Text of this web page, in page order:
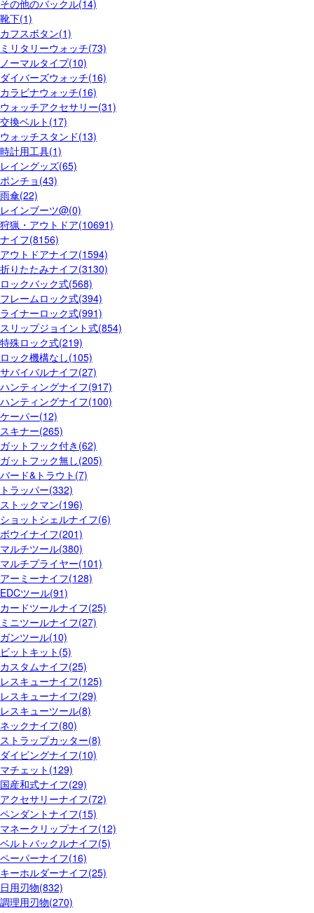
その他のバックル(14)
靴下(1)
カフスボタン(1)
ミリタリーウォッチ(73)
ノーマルタイプ(10)
ダイバーズウォッチ(16)
カラビナウォッチ(16)
ウォッチアクセサリー(31)
交換ベルト(17)
ウォッチスタンド(13)
時計用工具(1)
レイングッズ(65)
ポンチョ(43)
雨傘(22)
レインブーツ@(0)
狩猟・アウトドア(10691)
ナイフ(8156)
アウトドアナイフ(1594)
折りたたみナイフ(3130)
ロックバック式(568)
フレームロック式(394)
ライナーロック式(991)
スリップジョイント式(854)
特殊ロック式(219)
ロック機構なし(105)
サバイバルナイフ(27)
ハンティングナイフ(917)
ハンティングナイフ(100)
ケーパー(12)
スキナー(265)
ガットフック付き(62)
ガットフック無し(205)
バード&トラウト(7)
トラッパー(332)
ストックマン(196)
ショットシェルナイフ(6)
ボウイナイフ(201)
マルチツール(380)
マルチプライヤー(101)
アーミーナイフ(128)
EDCツール(91)
カードツールナイフ(25)
ミニツールナイフ(27)
ガンツール(10)
ビットキット(5)
カスタムナイフ(25)
レスキューナイフ(125)
レスキューナイフ(29)
レスキューツール(8)
ネックナイフ(80)
ストラップカッター(8)
ダイビングナイフ(10)
マチェット(129)
国産和式ナイフ(29)
アクセサリーナイフ(72)
ペンダントナイフ(15)
マネークリップナイフ(12)
ベルトバックルナイフ(5)
ペーパーナイフ(16)
キーホルダーナイフ(25)
日用刃物(832)
調理用刃物(270)